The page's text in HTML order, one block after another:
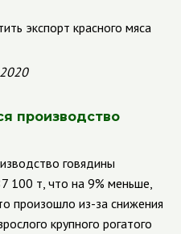
производство
говядины
100 т, что на 9% меньше,
произошло из-за снижения
крупного рогатого